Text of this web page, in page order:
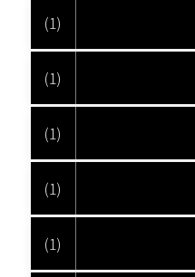
(1)
(1)
(1)
(1)
(1)